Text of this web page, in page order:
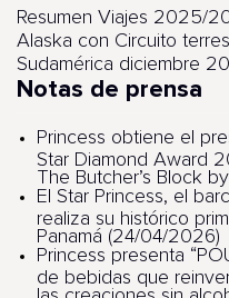
Resumen Viajes 2025/
Alaska con Circuito
Sudamérica diciembre
Notas de prensa
Princess obtiene el
Star Diamond Award
The Butcher’s Block
El Star Princess, el
realiza su histórico
Panamá (24/04/2026)
Princess presenta
de bebidas que